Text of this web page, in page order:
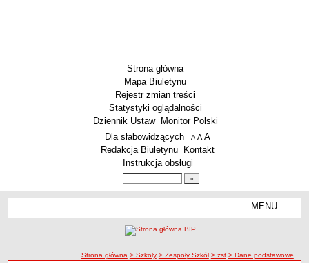
Strona główna
Mapa Biuletynu
Rejestr zmian treści
Statystyki oglądalności
Dziennik Ustaw
Monitor Polski
Menu dodatkowe
Dla słabowidzących A pomniejsz czcionkę
A standardowy rozmiar czcionki
A
Redakcja Biuletynu
Kontakt
Instrukcja obsługi
MENU
ścieżka nawigacji
Strona główna > Szkoły > Zespoły Szkół > zst > Dane podstawowe